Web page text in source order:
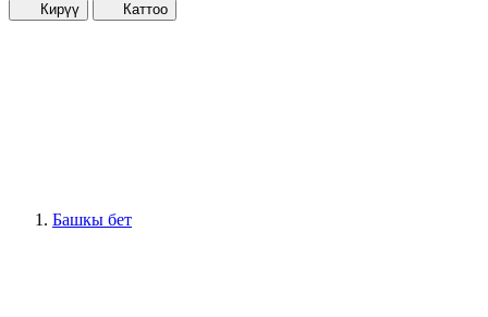
Кирүү Каттоо
Башкы бет